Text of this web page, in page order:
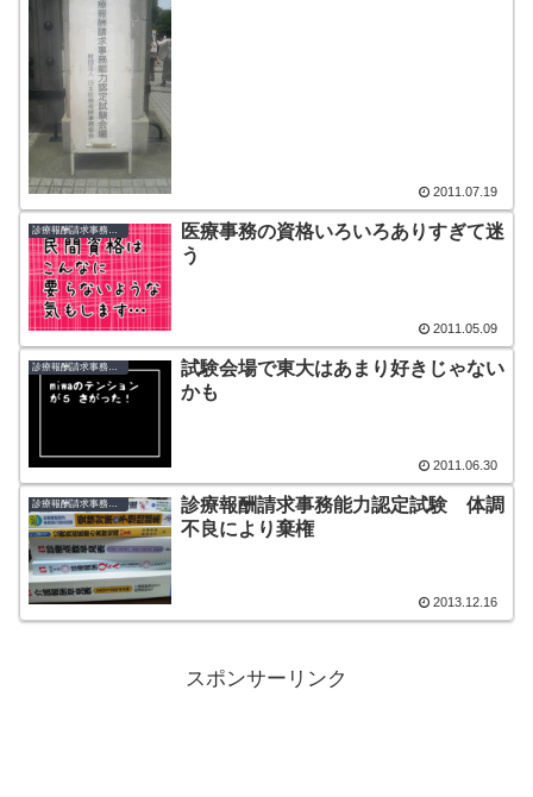
2011.07.19
診療報酬請求事務能力認定試験
医療事務の資格いろいろありすぎて迷
う
2011.05.09
診療報酬請求事務能力認定試験
試験会場で東大はあまり好きじゃない
かも
2011.06.30
診療報酬請求事務能力認定試験
診療報酬請求事務能力認定試験 体調
不良により棄権
2013.12.16
スポンサーリンク